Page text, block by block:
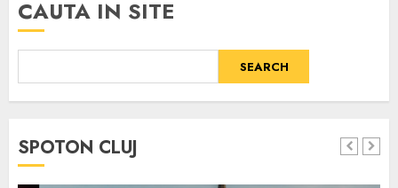
CAUTA IN SITE
SEARCH
SPOTON CLUJ